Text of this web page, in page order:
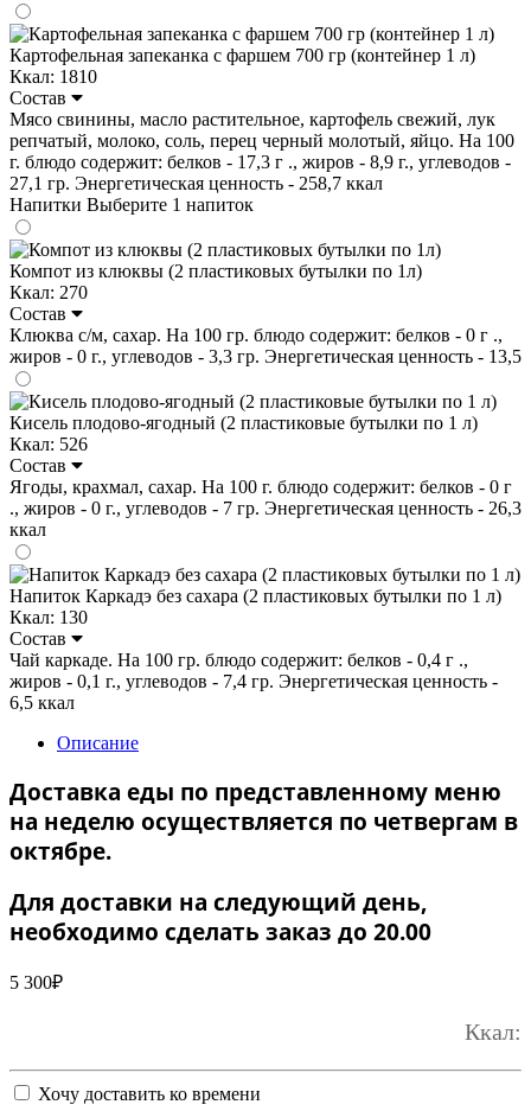
Картофельная запеканка с фаршем 700 гр (контейнер 1 л)
Ккал: 1810
Состав
Мясо свинины, масло растительное, картофель свежий, лук
репчатый, молоко, соль, перец черный молотый, яйцо. На 100
г. блюдо содержит: белков - 17,3 г ., жиров - 8,9 г., углеводов -
27,1 гр. Энергетическая ценность - 258,7 ккал
Напитки Выберите 1 напиток
Компот из клюквы (2 пластиковых бутылки по 1л)
Ккал: 270
Состав
Клюква с/м, сахар. На 100 гр. блюдо содержит: белков - 0 г .,
жиров - 0 г., углеводов - 3,3 гр. Энергетическая ценность - 13,5
Кисель плодово-ягодный (2 пластиковые бутылки по 1 л)
Ккал: 526
Состав
Ягоды, крахмал, сахар. На 100 г. блюдо содержит: белков - 0 г
., жиров - 0 г., углеводов - 7 гр. Энергетическая ценность - 26,3
ккал
Напиток Каркадэ без сахара (2 пластиковых бутылки по 1 л)
Ккал: 130
Состав
Чай каркаде. На 100 гр. блюдо содержит: белков - 0,4 г .,
жиров - 0,1 г., углеводов - 7,4 гр. Энергетическая ценность -
6,5 ккал
Описание
Доставка еды по представленному меню
на неделю осуществляется по четвергам в
октябре.
Для доставки на следующий день,
необходимо сделать заказ до 20.00
5 300₽
Ккал:
Хочу доставить ко времени